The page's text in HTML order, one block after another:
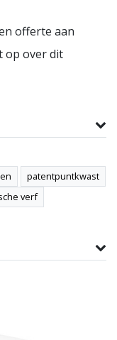
offerte aan
op over dit
patentpuntkwast
verf